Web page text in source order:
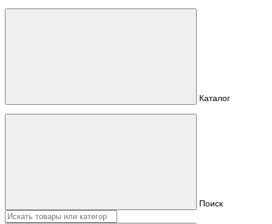
Каталог
Поиск